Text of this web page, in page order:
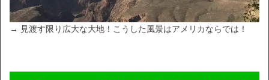
→ 見渡す限り広大な大地！こうした風景はアメリカならでは！